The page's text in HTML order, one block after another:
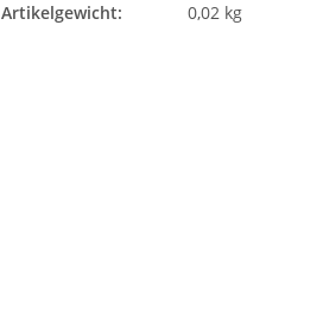
Artikelgewicht:
0,02 kg